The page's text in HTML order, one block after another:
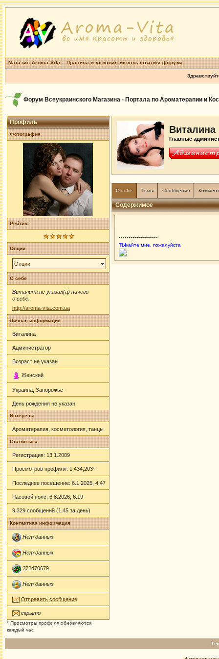
Магазин Aroma-Vita Правила и условия использования форума
Форум Всеукраинского Магазина - Портала по Ароматерапии и
Профиль
Фотография
Рейтинг
Опции
Опции
О себе
Виталина не указал(а) ничего
о себе.
http://aroma-vita.com.ua
Личная информация
Виталина
Администратор
Возраст не указан
Женский
Украина, Запорожье
День рождения не указан
Интересы
Ароматерапия, косметология, танцы
Статистика
Регистрация: 13.1.2009
Просмотров профиля: 1,434,203*
Последнее посещение: 6.1.2025, 4:47
Часовой пояс: 6.8.2026, 6:19
9,329 сообщений (1.45 за день)
Контактная информация
Нет данных
Нет данных
272470679
Нет данных
Отправить сообщение
скрыто
* Просмотры профиля обновляются
каждый час
Виталина
Главные
О себе Темы Сообщения
Содержимое
--------------------
ТЫкайте мне, пожалуйста